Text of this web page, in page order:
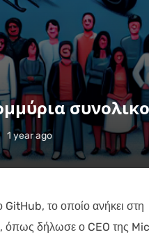
1 year ago
το οποίο ανήκει στη
όπως δήλωσε ο CEO της